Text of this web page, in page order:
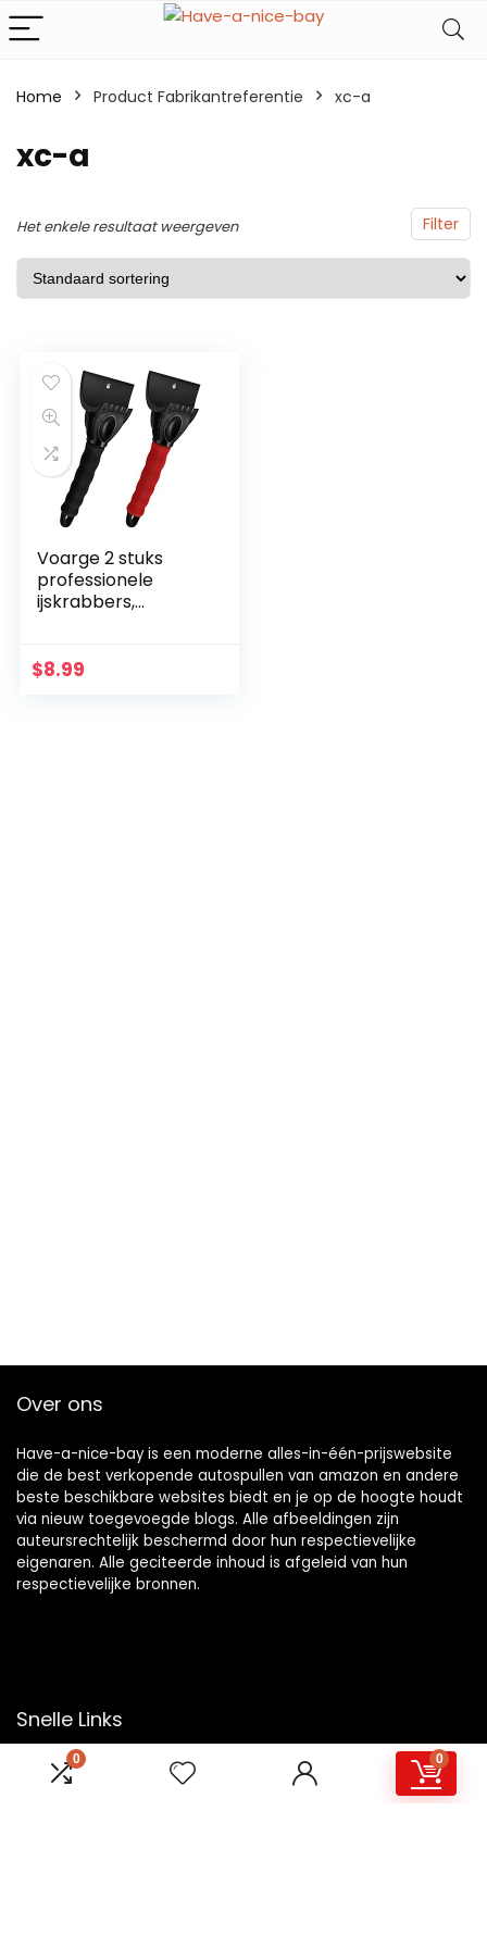
0 0
Home Product Fabrikantreferentie xc-a
xc-a
Filter
Het enkele resultaat weergeven
Voarge 2 stuks
professionele
ijskrabbers,
sneeuwschep,
$8.99
Over ons
Have-a-nice-bay is een moderne alles-in-één-prijswebsite
die de best verkopende autospullen van amazon en andere
beste beschikbare websites biedt en je op de hoogte houdt
via nieuw toegevoegde blogs. Alle afbeeldingen zijn
auteursrechtelijk beschermd door hun respectievelijke
eigenaren. Alle geciteerde inhoud is afgeleid van hun
respectievelijke bronnen.
Snelle Links
Home